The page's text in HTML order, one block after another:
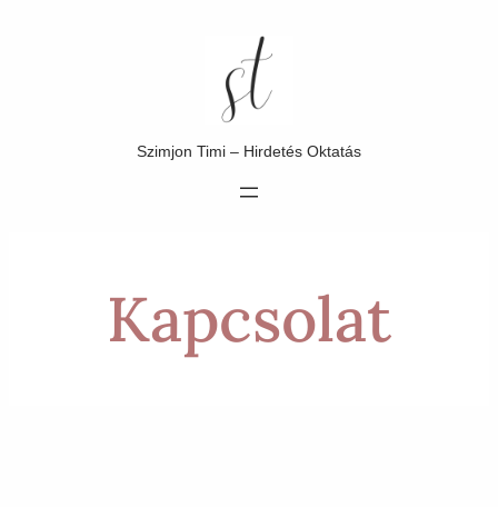
Szimjon Timi – Hirdetés Oktatás
Kapcsolat